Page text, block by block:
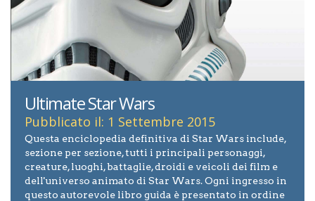
Ultimate Star Wars
Pubblicato il: 1 Settembre 2015
Questa enciclopedia definitiva di Star Wars include,
sezione per sezione, tutti i principali personaggi,
creature, luoghi, battaglie, droidi e veicoli dei film e
dell'universo animato di Star Wars. Ogni ingresso in
questo autorevole libro guida è presentato in ordine